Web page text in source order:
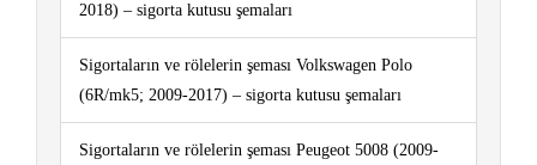
2018) – sigorta kutusu şemaları
Sigortaların ve rölelerin şeması Volkswagen Polo
(6R/mk5; 2009-2017) – sigorta kutusu şemaları
Sigortaların ve rölelerin şeması Peugeot 5008 (2009-